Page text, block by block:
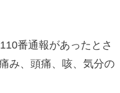
番通報があったとさ
み、頭痛、咳、気分の